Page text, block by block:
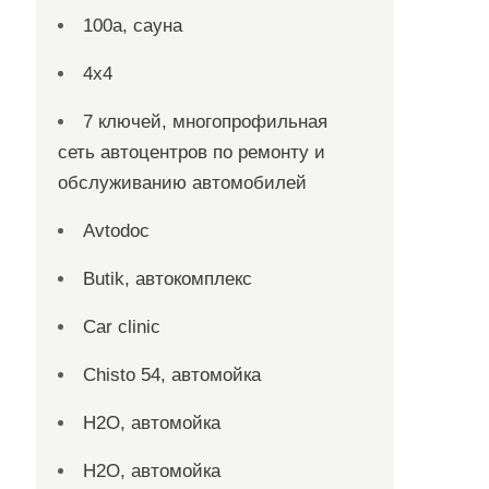
100а, сауна
4х4
7 ключей, многопрофильная
сеть автоцентров по ремонту и
обслуживанию автомобилей
Avtodoc
Butik, автокомплекс
Car clinic
Chisto 54, автомойка
H2O, автомойка
H2O, автомойка